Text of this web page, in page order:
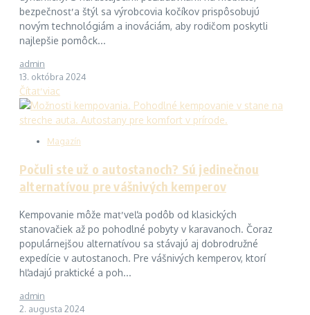
bezpečnosť a štýl sa výrobcovia kočíkov prispôsobujú
novým technológiám a inováciám, aby rodičom poskytli
najlepšie pomôck...
admin
13. októbra 2024
Čítať viac
Magazín
Počuli ste už o autostanoch? Sú jedinečnou
alternatívou pre vášnivých kemperov
Kempovanie môže mať veľa podôb od klasických
stanovačiek až po pohodlné pobyty v karavanoch. Čoraz
populárnejšou alternatívou sa stávajú aj dobrodružné
expedície v autostanoch. Pre vášnivých kemperov, ktorí
hľadajú praktické a poh...
admin
2. augusta 2024